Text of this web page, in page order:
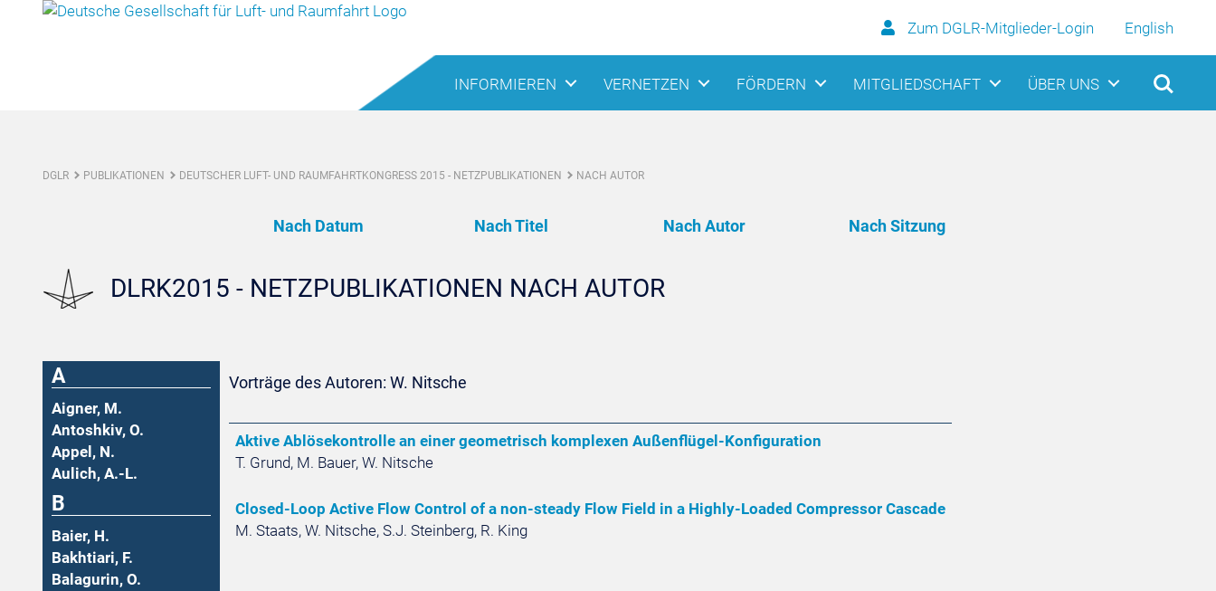
Zum DGLR-Mitglieder-Login English
INFORMIEREN VERNETZEN FÖRDERN MITGLIEDSCHAFT ÜBER UNS
DGLR PUBLIKATIONEN DEUTSCHER LUFT- UND RAUMFAHRTKONGRESS 2015 - NETZPUBLIKATIONEN NACH AUTOR
Nach Datum Nach Titel Nach Autor Nach Sitzung
DLRK2015 - NETZPUBLIKATIONEN NACH AUTOR
A
Aigner, M.
Antoshkiv, O.
Appel, N.
Aulich, A.-L.
B
Baier, H.
Bakhtiari, F.
Balagurin, O.
Vorträge des Autoren: W. Nitsche
Aktive Ablösekontrolle an einer geometrisch komplexen Außenflügel-Konfiguration
T. Grund, M. Bauer, W. Nitsche
Closed-Loop Active Flow Control of a non-steady Flow Field in a Highly-Loaded Compressor Cascade
M. Staats, W. Nitsche, S.J. Steinberg, R. King